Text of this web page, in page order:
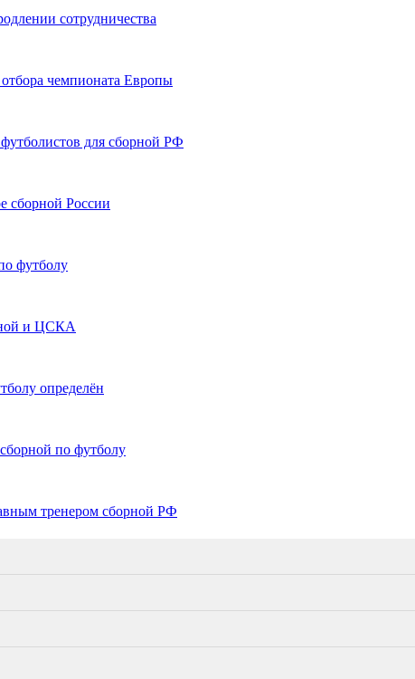
сотрудничества
чемпионата Европы
для сборной РФ
сборной России
футболу
и ЦСКА
определён
по футболу
тренером сборной РФ